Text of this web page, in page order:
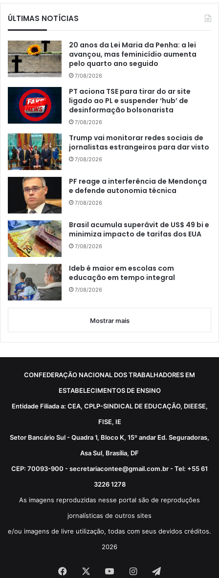
ÚLTIMAS NOTÍCIAS
20 anos da Lei Maria da Penha: a lei
avançou, mas feminicídio aumenta
pelo quarto ano seguido
7/08/2026
PT aciona TSE para tirar do ar site
ligado ao PL e suspender ‘hub’ de
desinformação bolsonarista
7/08/2026
Trump vai monitorar redes sociais de
jornalistas estrangeiros para dar visto
7/08/2026
PF reage a interferência de Mendonça
e defende autonomia técnica
7/08/2026
Brasil acumula superávit de US$ 49 bi e
minimiza impacto de tarifas dos EUA
7/08/2026
Ideb é maior em escolas com
educação em tempo integral
7/08/2026
Mostrar mais
CONFEDERAÇÃO NACIONAL DOS TRABALHADORES EM
ESTABELECIMENTOS DE ENSINO
Entidade Filiada a: CEA, CPLP-SINDICAL DE EDUCAÇÃO, DIEESE,
FISE, IE
Setor Bancário Sul - Quadra 1, Bloco K, 15º andar Ed. Seguradoras,
Asa Sul, Brasília, DF
CEP: 70093-900 - secretariacontee@gmail.com.br - Tel: +55 61
3226 1278
As imagens reproduzidas nesse portal são de reproduções
jornalísticas de outros sites
e/ou imagens de livre utilização, todas com seus devidos créditos.
2026
Facebook YouTubeInstagram